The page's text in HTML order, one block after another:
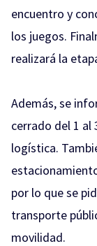
encuentro y
los juegos.
realizará la
Además, se
cerrado del 1 al
logística.
por lo que se
transporte
movilidad.